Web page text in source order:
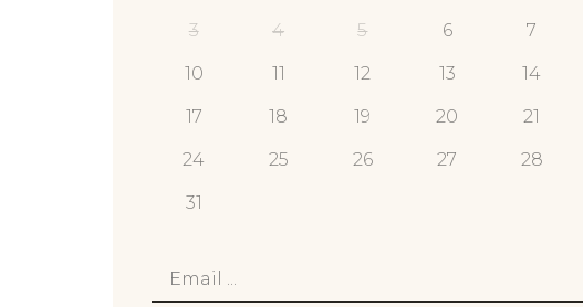
3 4 5 6 7
10 11 12 13 14
17 18 19 20 21
24 25 26 27 28
31